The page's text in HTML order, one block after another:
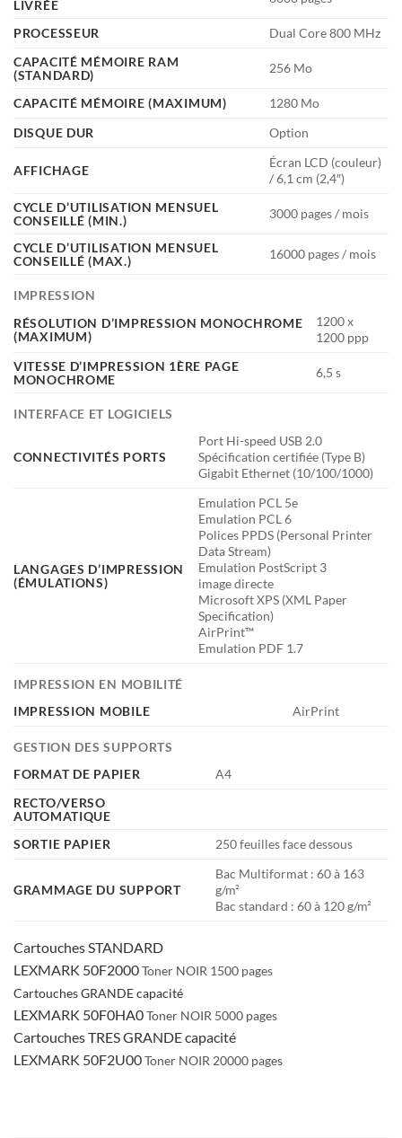
LIVRÉE
PROCESSEUR
Dual Core 800 MHz
CAPACITÉ MÉMOIRE RAM
(STANDARD)
256 Mo
CAPACITÉ MÉMOIRE (MAXIMUM)
1280 Mo
DISQUE DUR
Option
AFFICHAGE
Écran LCD (couleur)
/ 6,1 cm (2,4″)
CYCLE D’UTILISATION MENSUEL
CONSEILLÉ (MIN.)
3000 pages / mois
CYCLE D’UTILISATION MENSUEL
CONSEILLÉ (MAX.)
16000 pages / mois
IMPRESSION
RÉSOLUTION D’IMPRESSION MONOCHROME
(MAXIMUM)
1200 x
1200 ppp
VITESSE D’IMPRESSION 1ÈRE PAGE
MONOCHROME
6,5 s
INTERFACE ET LOGICIELS
CONNECTIVITÉS PORTS
Port Hi-speed USB 2.0
Spécification certifiée (Type B)
Gigabit Ethernet (10/100/1000)
LANGAGES D’IMPRESSION
(ÉMULATIONS)
Emulation PCL 5e
Emulation PCL 6
Polices PPDS (Personal Printer
Data Stream)
Emulation PostScript 3
image directe
Microsoft XPS (XML Paper
Specification)
AirPrint™
Emulation PDF 1.7
IMPRESSION EN MOBILITÉ
IMPRESSION MOBILE AirPrint
GESTION DES SUPPORTS
FORMAT DE PAPIER
A4
RECTO/VERSO
AUTOMATIQUE
SORTIE PAPIER
250 feuilles face dessous
GRAMMAGE DU SUPPORT
Bac Multiformat : 60 à 163
g/m²
Bac standard : 60 à 120 g/m²
Cartouches STANDARD
LEXMARK 50F2000Toner NOIR 1500 pages
Cartouches GRANDE capacité
LEXMARK 50F0HA0Toner NOIR 5000 pages
Cartouches TRES GRANDE capacité
LEXMARK 50F2U00Toner NOIR 20000 pages